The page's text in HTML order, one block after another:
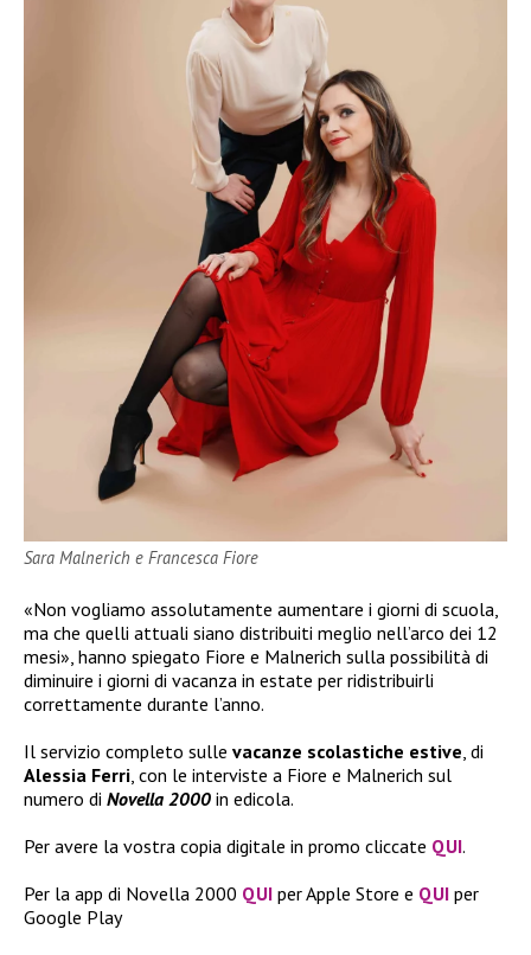
Sara Malnerich e Francesca Fiore
«Non vogliamo assolutamente aumentare i giorni di scuola,
ma che quelli attuali siano distribuiti meglio nell’arco dei 12
mesi», hanno spiegato Fiore e Malnerich sulla possibilità di
diminuire i giorni di vacanza in estate per ridistribuirli
correttamente durante l’anno.
Il servizio completo sulle vacanze scolastiche estive , di
Alessia Ferri , con le interviste a Fiore e Malnerich sul
numero di Novella 2000 in edicola.
Per avere la vostra copia digitale in promo cliccate QUI.
Per la app di Novella 2000 QUI per Apple Store e QUI per
Google Play